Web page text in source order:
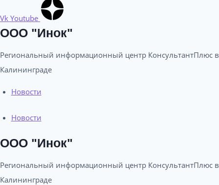
Vk Youtube
ООО "Инок"
Региональный информационный центр КонсультантПлюс в
Калининграде​
Новости
Новости
ООО "Инок"
Региональный информационный центр КонсультантПлюс в
Калининграде​